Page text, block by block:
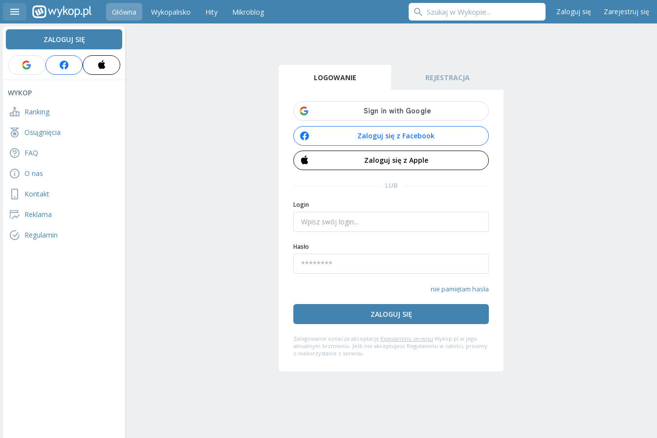
Główna Wykopalisko Hity Mikroblog Zaloguj się Zarejestruj się
ZALOGUJ SIĘ
WYKOP
Ranking
Osiągnięcia
FAQ
O nas
Kontakt
Reklama
Regulamin
LOGOWANIE REJESTRACJA
Zaloguj się z Facebook
Zaloguj się z Apple
LUB
Login
Hasło
nie pamiętam hasła
ZALOGUJ SIĘ
Zalogowanie oznacza akceptację Regulaminu serwisu Wykop.pl w jego
aktualnym brzmieniu. Jeśli nie akceptujesz Regulaminu w całości, prosimy
o niekorzystanie z serwisu.